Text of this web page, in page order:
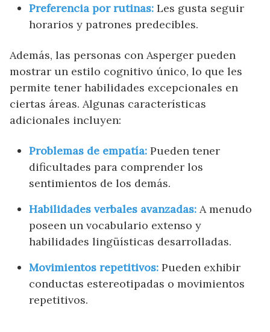
Preferencia por rutinas: Les gusta seguir
horarios y patrones predecibles.
Además, las personas con Asperger pueden
mostrar un estilo cognitivo único, lo que les
permite tener habilidades excepcionales en
ciertas áreas. Algunas características
adicionales incluyen:
Problemas de empatía: Pueden tener
dificultades para comprender los
sentimientos de los demás.
Habilidades verbales avanzadas: A menudo
poseen un vocabulario extenso y
habilidades lingüísticas desarrolladas.
Movimientos repetitivos: Pueden exhibir
conductas estereotipadas o movimientos
repetitivos.